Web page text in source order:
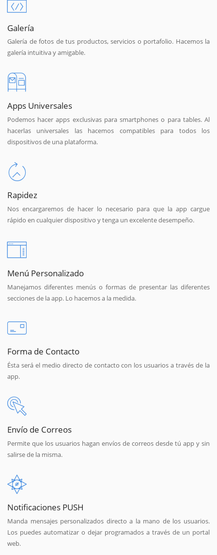
Galería
Galería de fotos de tus productos, servicios o portafolio. Hacemos la
galería intuitiva y amigable.
Apps Universales
Podemos hacer apps exclusivas para smartphones o para tables. Al
hacerlas universales las hacemos compatibles para todos los
dispositivos de una plataforma.
Rapidez
Nos encargaremos de hacer lo necesario para que la app cargue
rápido en cualquier dispositivo y tenga un excelente desempeño.
Menú Personalizado
Manejamos diferentes menús o formas de presentar las diferentes
secciones de la app. Lo hacemos a la medida.
Forma de Contacto
Ésta será el medio directo de contacto con los usuarios a través de la
app.
Envío de Correos
Permite que los usuarios hagan envíos de correos desde tú app y sin
salirse de la misma.
Notificaciones PUSH
Manda mensajes personalizados directo a la mano de los usuarios.
Los puedes automatizar o dejar programados a través de un portal
web.